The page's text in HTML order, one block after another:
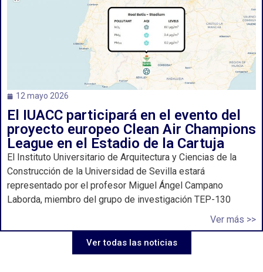
12 mayo 2026
El IUACC participará en el evento del
proyecto europeo Clean Air Champions
League en el Estadio de la Cartuja
El Instituto Universitario de Arquitectura y Ciencias de la
Construcción de la Universidad de Sevilla estará
representado por el profesor Miguel Ángel Campano
Laborda, miembro del grupo de investigación TEP-130
Ver más >>
Ver todas las noticias